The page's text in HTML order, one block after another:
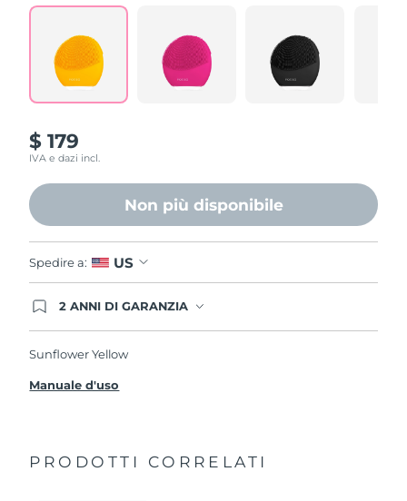
Read
Reviews.
Same
page
$ 179
IVA e dazi incl.
Non più disponibile
Spedire a: US
2 ANNI DI GARANZIA
che, in caso di difetti nei primi 2 anni dalla data di
gratuitamente.
Sunflower Yellow
Manuale d'uso
PRODOTTI CORRELATI